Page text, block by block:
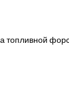
топливной